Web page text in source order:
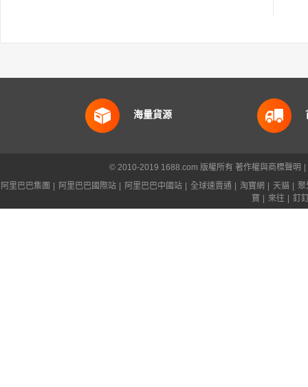
海量貨源
© 2010-2019 1688.com 版權所有 著作權與商標聲明
阿里巴巴集團
阿里巴巴國際站 阿里巴巴中國站 全球速賣通 淘寶網 天貓
聚
寶
來往 釘